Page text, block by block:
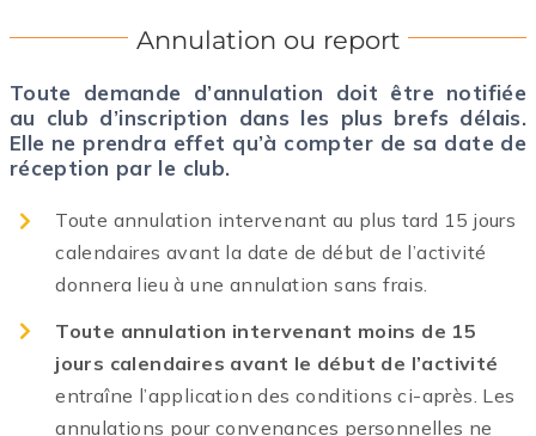
Annulation ou report
Toute demande d’annulation doit être notifiée
au club d’inscription dans les plus brefs délais.
Elle ne prendra effet qu’à compter de sa date de
réception par le club.
Toute annulation intervenant au plus tard 15 jours
calendaires avant la date de début de l’activité
donnera lieu à une annulation sans frais.
Toute annulation intervenant moins de 15
jours calendaires avant le début de l’activité
entraîne l’application des conditions ci-après. Les
annulations pour convenances personnelles ne